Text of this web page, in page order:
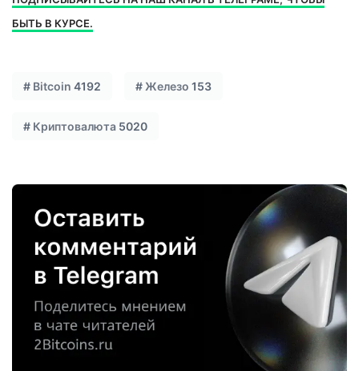
БЫТЬ В КУРСЕ.
# Bitcoin 4192 # Железо 153
# Криптовалюта 5020